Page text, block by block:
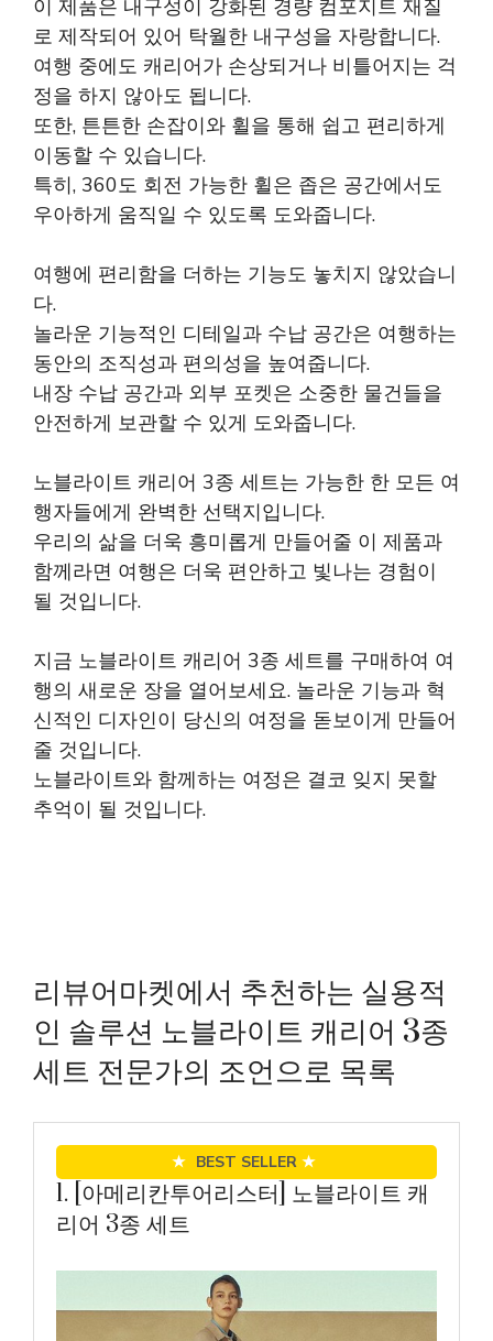
이 제품은 내구성이 강화된 경량 컴포지트 재질
로 제작되어 있어 탁월한 내구성을 자랑합니다.
여행 중에도 캐리어가 손상되거나 비틀어지는 걱
정을 하지 않아도 됩니다.
또한, 튼튼한 손잡이와 휠을 통해 쉽고 편리하게
이동할 수 있습니다.
특히, 360도 회전 가능한 휠은 좁은 공간에서도
우아하게 움직일 수 있도록 도와줍니다.
여행에 편리함을 더하는 기능도 놓치지 않았습니
다.
놀라운 기능적인 디테일과 수납 공간은 여행하는
동안의 조직성과 편의성을 높여줍니다.
내장 수납 공간과 외부 포켓은 소중한 물건들을
안전하게 보관할 수 있게 도와줍니다.
노블라이트 캐리어 3종 세트는 가능한 한 모든 여
행자들에게 완벽한 선택지입니다.
우리의 삶을 더욱 흥미롭게 만들어줄 이 제품과
함께라면 여행은 더욱 편안하고 빛나는 경험이
될 것입니다.
지금 노블라이트 캐리어 3종 세트를 구매하여 여
행의 새로운 장을 열어보세요. 놀라운 기능과 혁
신적인 디자인이 당신의 여정을 돋보이게 만들어
줄 것입니다.
노블라이트와 함께하는 여정은 결코 잊지 못할
추억이 될 것입니다.
리뷰어마켓에서 추천하는 실용적
인 솔루션 노블라이트 캐리어 3종
세트 전문가의 조언으로 목록
★ BEST SELLER ★
1. [아메리칸투어리스터] 노블라이트 캐
리어 3종 세트